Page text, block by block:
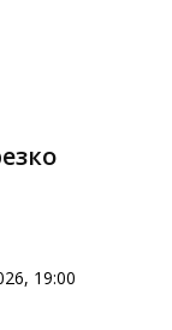
19:00